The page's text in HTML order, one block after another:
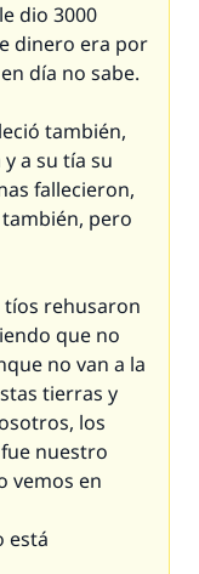
dio 3000
dinero era por
día no sabe.
también,
a su tía su
fallecieron,
pero
tíos rehusaron
que no
no van a la
tierras y
los
nuestro
vemos en
está